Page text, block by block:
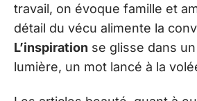
travail, on évoque famille et
détail du vécu alimente la
L’inspiration se glisse dans
lumière, un mot lancé à la